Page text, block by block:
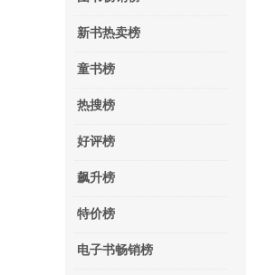
新书热卖榜
童书榜
热搜榜
好评榜
飙升榜
特价榜
电子书畅销榜